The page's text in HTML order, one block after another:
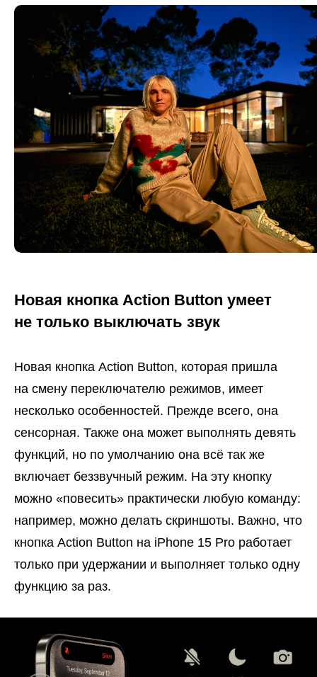
Новая кнопка Action Button умеет
не только выключать звук
Новая кнопка Action Button, которая пришла
на смену переключателю режимов, имеет
несколько особенностей. Прежде всего, она
сенсорная. Также она может выполнять девять
функций, но по умолчанию она всё так же
включает беззвучный режим. На эту кнопку
можно «повесить» практически любую команду:
например, можно делать скриншоты. Важно, что
кнопка Action Button на iPhone 15 Pro работает
только при удержании и выполняет только одну
функцию за раз.